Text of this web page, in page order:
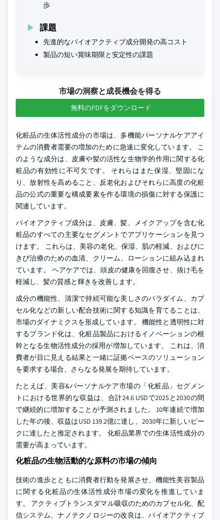
歩
課題
先進的なバイオアクティブ成分開発の高コスト
製品の短い賞味期限と安定性の課題
市場の洞察と成長機会を得る
無料のPDFをダウンロード
化粧品の生体活性成分の市場は、多機能パーソナルケアアイ
テムの消費者需要の増加のために急速に変化しています。 こ
のような成分は、皮膚や髪の活性な生物学的作用に関する化
粧品の有効性に不可欠です。 それらはまた保湿、堅固にな
り、放射性を高めること、反老化およびそれらに高度の化粧
品の公式の重要な構成要素を作る環境の損傷に対する保護に
関連しています。
バイオアクティブ成分は、皮膚、髪、メイクアップを含む化
粧品のすべての主要なセグメントでアプリケーションを見つ
けます。 これらは、美容の老化、保湿、肌の軽減、およびに
きび治療のための血清、クリーム、ローションに組み込まれ
ています。 ヘアケアでは、頭皮の健康を回復させ、抜け毛を
軽減し、髪の質感と輝きを改善します。
成分の機能性、清潔で持続可能な美しさのパラダイム、カプ
セル化などの新しい配合技術に関する知識を育てることは、
市場のダイナミクスを形成しています。 機能性と透明性に対
するブランド化は、化粧品製品におけるイノベーションの根
幹となる生物活性成分の採用が増加しています。 これは、消
費者が目に見える結果と一緒に証拠ベースのソリューション
を要求する場合、さらなる発展を期待しています。
たとえば、美容&パーソナルケア市場の「化粧品」セグメン
トにおける世界的な収益は、合計24.6 USDで2025と2030の間
で継続的に増加することが予測されました。 10年連続で増加
した年の後、収益はUSD 139.2億に達し、2030年に新しいピー
クに達したと推定されます。 化粧品業界での生体活性成分の
需要が高まっています。
化粧品の生物活動的な原料の市場の傾向
技術の進歩とともに消費者行動を発展させ、機能性美容製品
に関する化粧品の生体活性成分市場の変化を推進していま
す。 アクティブトランスダマル吸収のためのカプセル化、配
信システム、ナノテクノロジーの改良は、バイオアクティブ